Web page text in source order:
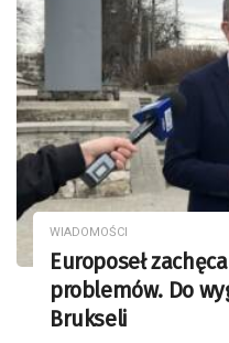
WIADOMOŚCI
Europoseł
problemów. Do
Brukseli